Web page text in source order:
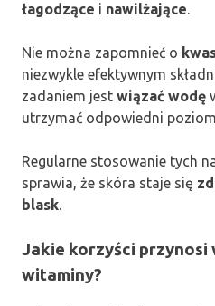
łagodzące i nawilżające.
Nie można zapomnieć o
niezwykle efektywnym
zadaniem jest wiązać wodę
utrzymać odpowiedni
Regularne stosowanie tych
sprawia, że skóra staje się
blask.
Jakie korzyści przynosi
witaminy?